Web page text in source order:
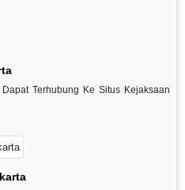
Terhubung Ke Situs Kejaksaan